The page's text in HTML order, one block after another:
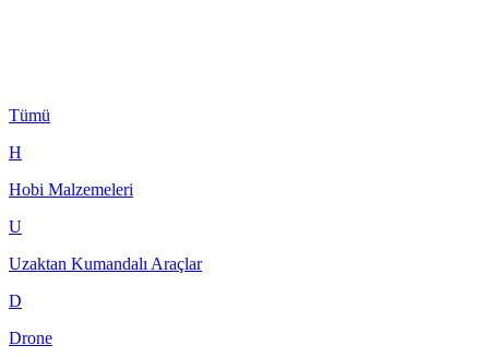
Tümü
H
Hobi Malzemeleri
U
Uzaktan Kumandalı Araçlar
D
Drone